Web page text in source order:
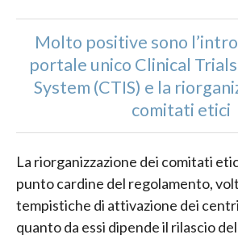
Molto positive sono
portale unico Clinical
System (CTIS) e la
comitati etici
La riorganizzazione dei comitati
punto cardine del regolamento,
tempistiche di attivazione dei
quanto da essi dipende il rilascio